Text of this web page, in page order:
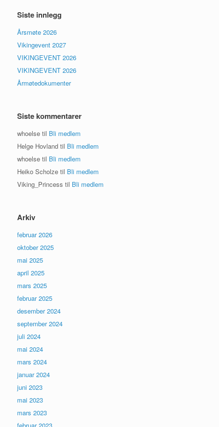
Siste innlegg
Årsmøte 2026
Vikingevent 2027
VIKINGEVENT 2026
VIKINGEVENT 2026
Årmøtedokumenter
Siste kommentarer
whoelse til Bli medlem
Helge Hovland til Bli medlem
whoelse til Bli medlem
Heiko Scholze til Bli medlem
Viking_Princess til Bli medlem
Arkiv
februar 2026
oktober 2025
mai 2025
april 2025
mars 2025
februar 2025
desember 2024
september 2024
juli 2024
mai 2024
mars 2024
januar 2024
juni 2023
mai 2023
mars 2023
februar 2023